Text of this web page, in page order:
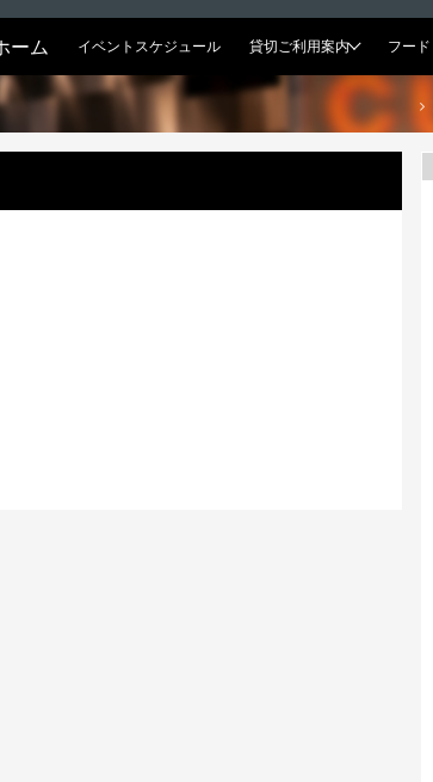
ーム イベントスケジュール 貸切ご利用案内 フード